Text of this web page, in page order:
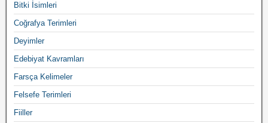
Bitki İsimleri
Coğrafya Terimleri
Deyimler
Edebiyat Kavramları
Farsça Kelimeler
Felsefe Terimleri
Fiiller